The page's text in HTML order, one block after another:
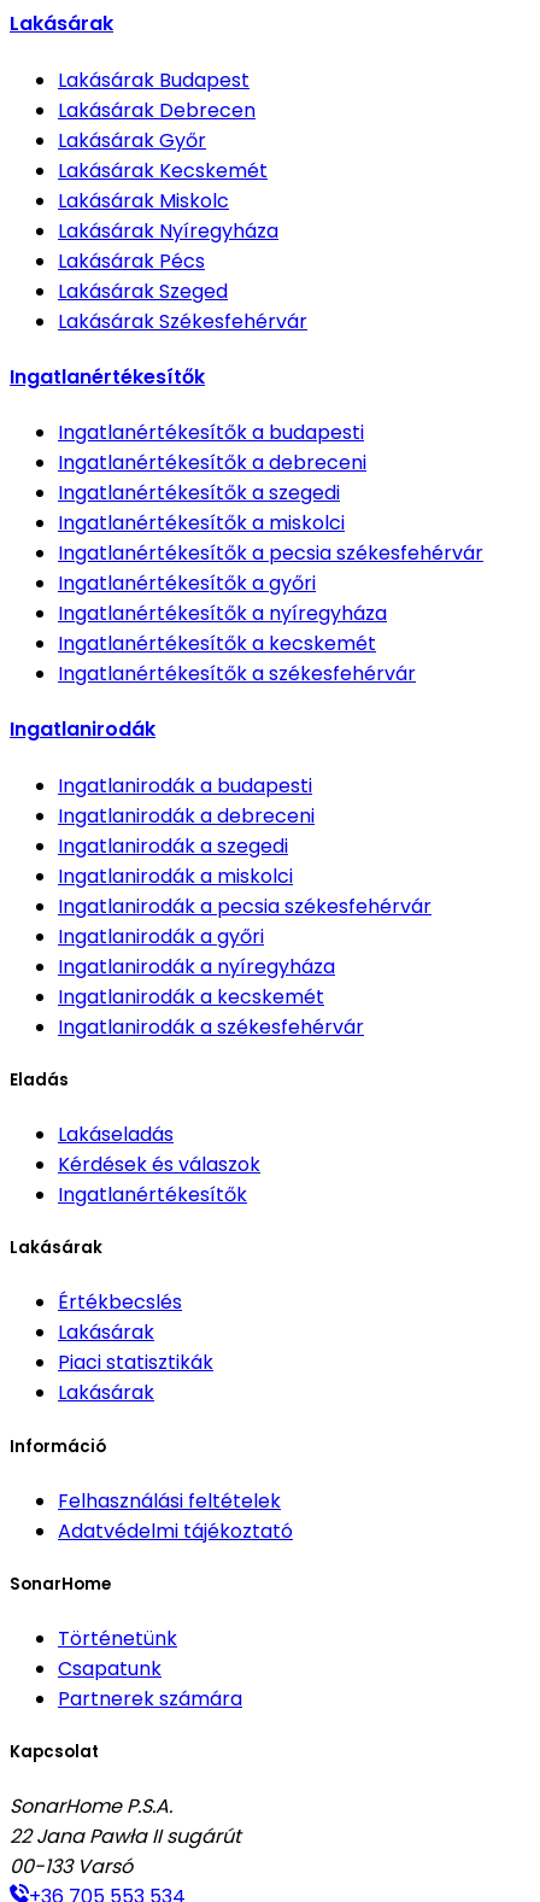
Lakásárak
Lakásárak Budapest
Lakásárak Debrecen
LakásárakGyőr
Lakásárak Kecskemét
Lakásárak Miskolc
Lakásárak Nyíregyháza
Lakásárak Pécs
LakásárakSzeged
LakásárakSzékesfehérvár
Ingatlanértékesítők
Ingatlanértékesítőka budapesti
Ingatlanértékesítőka debreceni
Ingatlanértékesítőka szegedi
Ingatlanértékesítőka miskolci
Ingatlanértékesítőka pecsia székesfehérvár
Ingatlanértékesítőka győri
Ingatlanértékesítőka nyíregyháza
Ingatlanértékesítőka kecskemét
Ingatlanértékesítőka székesfehérvár
Ingatlanirodák
Ingatlanirodáka budapesti
Ingatlanirodáka debreceni
Ingatlanirodáka szegedi
Ingatlanirodáka miskolci
Ingatlanirodáka pecsia székesfehérvár
Ingatlanirodáka győri
Ingatlanirodáka nyíregyháza
Ingatlanirodáka kecskemét
Ingatlanirodáka székesfehérvár
Eladás
Lakáseladás
Kérdések és válaszok
Ingatlanértékesítők
Lakásárak
Értékbecslés
Lakásárak
Piaci statisztikák
Lakásárak
Információ
Felhasználási feltételek
Adatvédelmi tájékoztató
SonarHome
Történetünk
Csapatunk
Partnerek számára
Kapcsolat
SonarHome P.S.A.
22 Jana Pawła II sugárút
00-133 Varsó